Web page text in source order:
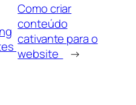
Como criar
conteúdo
cativante para o
website
→